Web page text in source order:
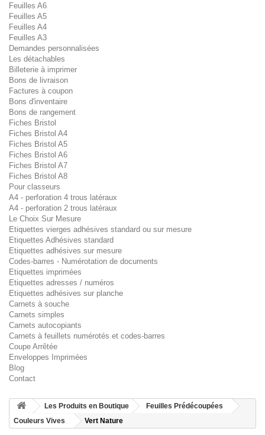
Feuilles A6
Feuilles A5
Feuilles A4
Feuilles A3
Demandes personnalisées
Les détachables
Billeterie à imprimer
Bons de livraison
Factures à coupon
Bons d'inventaire
Bons de rangement
Fiches Bristol
Fiches Bristol A4
Fiches Bristol A5
Fiches Bristol A6
Fiches Bristol A7
Fiches Bristol A8
Pour classeurs
A4 - perforation 4 trous latéraux
A4 - perforation 2 trous latéraux
Le Choix Sur Mesure
Etiquettes vierges adhésives standard ou sur mesure
Etiquettes Adhésives standard
Etiquettes adhésives sur mesure
Codes-barres - Numérotation de documents
Etiquettes imprimées
Etiquettes adresses / numéros
Etiquettes adhésives sur planche
Carnets à souche
Carnets simples
Carnets autocopiants
Carnets à feuillets numérotés et codes-barres
Coupe Arrêtée
Enveloppes Imprimées
Blog
Contact
Les Produits en Boutique
Feuilles Prédécoupées
Couleurs Vives
Vert Nature